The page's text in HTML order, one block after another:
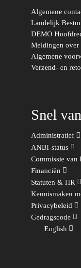
Algemene
Landelijk
DEMO
Meldingen over
Algemene
Verzend- en
Snel
Administratief
ANBI-status
Commissie van
Financiën
Statuten & HR
Kennismaken
Privacybeleid
Gedragscode
English